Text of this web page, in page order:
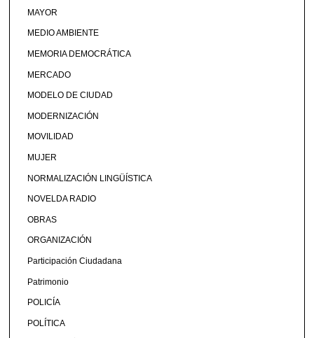
MAYOR
MEDIO AMBIENTE
MEMORIA DEMOCRÁTICA
MERCADO
MODELO DE CIUDAD
MODERNIZACIÓN
MOVILIDAD
MUJER
NORMALIZACIÓN LINGÜÍSTICA
NOVELDA RADIO
OBRAS
ORGANIZACIÓN
Participación Ciudadana
Patrimonio
POLICÍA
POLÍTICA